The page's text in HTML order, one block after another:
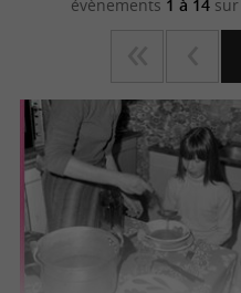
évènements 1 à 14sur